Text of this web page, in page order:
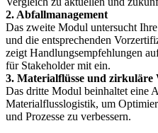
2. Abfallmanagement
Das zweite Modul untersucht
und die entsprechenden
zeigt Handlungsempfehlungen
für Stakeholder mit ein.
3. Materialflüsse und zirkuläre
Das dritte Modul beinhaltet eine
Materialflusslogistik, um
und Prozesse zu verbessern.